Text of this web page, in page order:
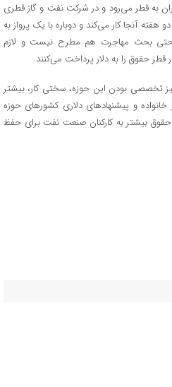
۲ ساعته از تهران به قطر می‌رود و در شرکت نفت و گاز قطری
آنجا کار می‌کند و دوباره با یک پرواز به
حتی بحث مهاجرت هم مطرح نیست و لازم
حقوق را به دلار پرداخت می‌کنند.
تخصصی بودن این حوزه، سختی کار، بیشتر
و پیشنهادهای دلاری کشورهای حوزه
بیشتر به کارکنان صنعت نفت برای حفظ